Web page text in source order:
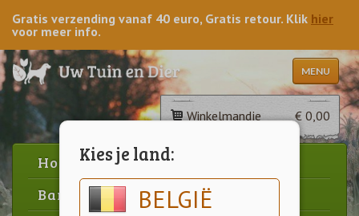
Kies je land:
BELGIË
Gratis verzending vanaf 40 euro, Gratis retour. Klik hier
voor meer info.
MENU
Winkelmandje € 0,00
Home
Barbecue